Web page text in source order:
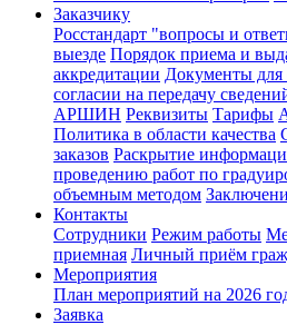
Заказчику
Росстандарт "вопросы и
выезде Порядок приема и
аккредитации Документы для
согласии на передачу
АРШИН Реквизиты Тарифы
Политика в области качества
заказов Раскрытие
проведению работ по
объемным методом
Контакты
Сотрудники Режим работы
приемная Личный приём
Мероприятия
План мероприятий на 2026
Заявка